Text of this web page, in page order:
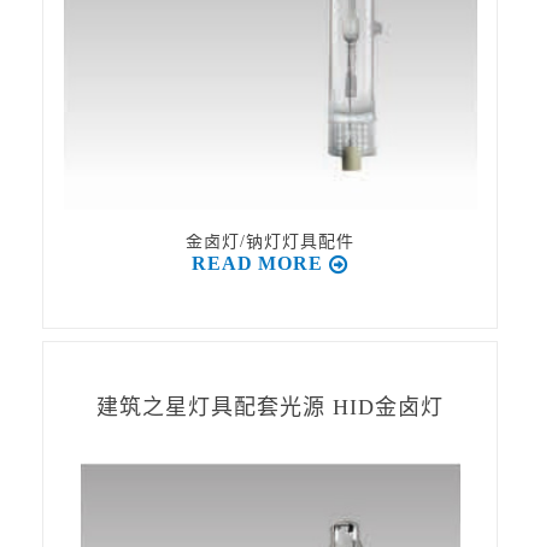
金卤灯/钠灯灯具配件
READ MORE
建筑之星灯具配套光源 HID金卤灯